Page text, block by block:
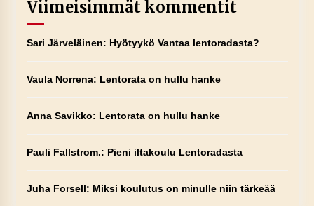
Viimeisimmät kommentit
Sari Järveläinen: Hyötyykö Vantaa lentoradasta?
Vaula Norrena: Lentorata on hullu hanke
Anna Savikko: Lentorata on hullu hanke
Pauli Fallstrom.: Pieni iltakoulu Lentoradasta
Juha Forsell: Miksi koulutus on minulle niin tärkeää